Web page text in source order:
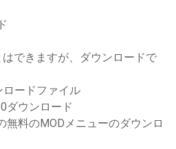
できますが、ダウンロードで
ードファイル
ダウンロード
無料のMODメニューのダウンロ